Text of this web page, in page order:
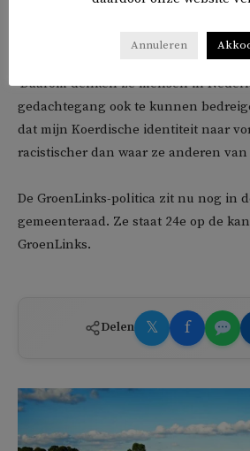
Mensen met een ander geluid of een
in Turkije nu veelal achter de tralies,
‘Daarom denken ze mensen in
gedachtegang ook te kunnen
dat mijn Koerdische identiteit naar
racistischer dan waar ze anderen van
De GroenLinks-politica zit nu nog in
gemeenteraad. Ze staat 24e op de
GroenLinks.
Delen 𝕏 f
Annuleren